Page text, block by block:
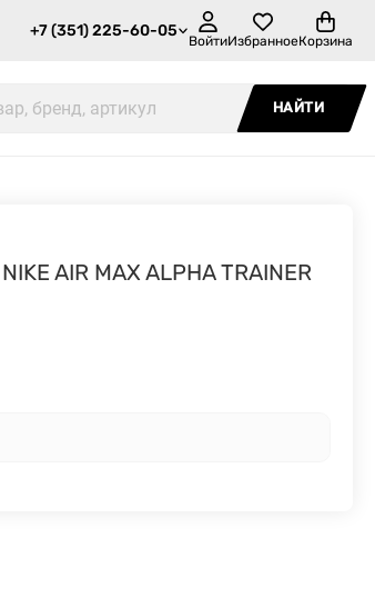
+7 (351) 225-60-05
ВойтиИзбранноеКорзина
НАЙТИ
AIR MAX ALPHA TRAINER